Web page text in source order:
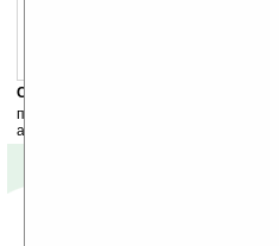
Скоро
получайте ежедневный или
акций сайта на ваш почтовый ящик.